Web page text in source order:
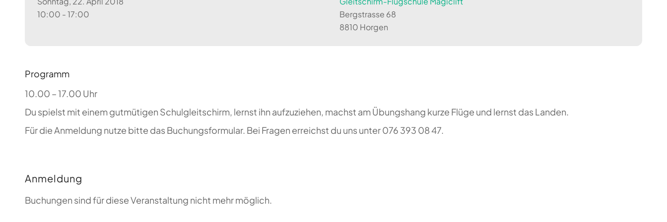
10:00 - 17:00
Bergstrasse 68
8810 Horgen
Programm
10.00 – 17.00 Uhr
Du spielst mit einem gutmütigen Schulgleitschirm, lernst ihn aufzuziehen, machst am Übungshang kurze Flüge und lernst das Landen.
Für die Anmeldung nutze bitte das Buchungsformular. Bei Fragen erreichst du uns unter 076 393 08 47.
Anmeldung
Buchungen sind für diese Veranstaltung nicht mehr möglich.